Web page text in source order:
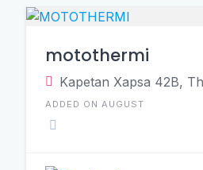
motothermi
Κapetan Χapsa 42B,
ADDED ON AUGUST